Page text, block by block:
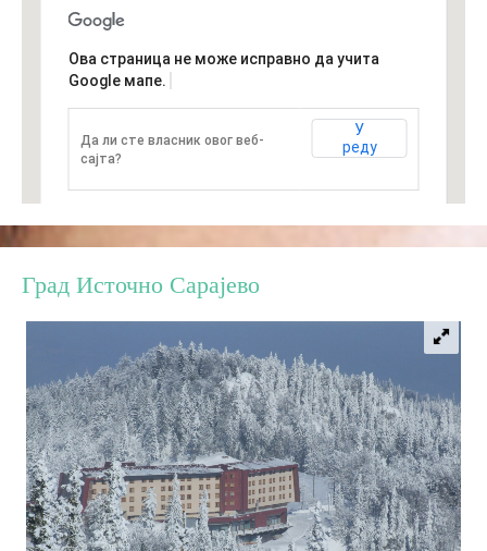
Мапа дестинација
Манифестације
Мултимедија
Видео
E-Brochure
Откриј Српску
Ова страница не може исправно да учита
Google мапе.
Да ли сте власник овог веб-
сајта?
У
реду
Град Источно Сарајево